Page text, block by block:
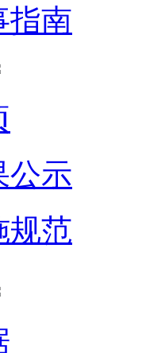
指南
公示
规范